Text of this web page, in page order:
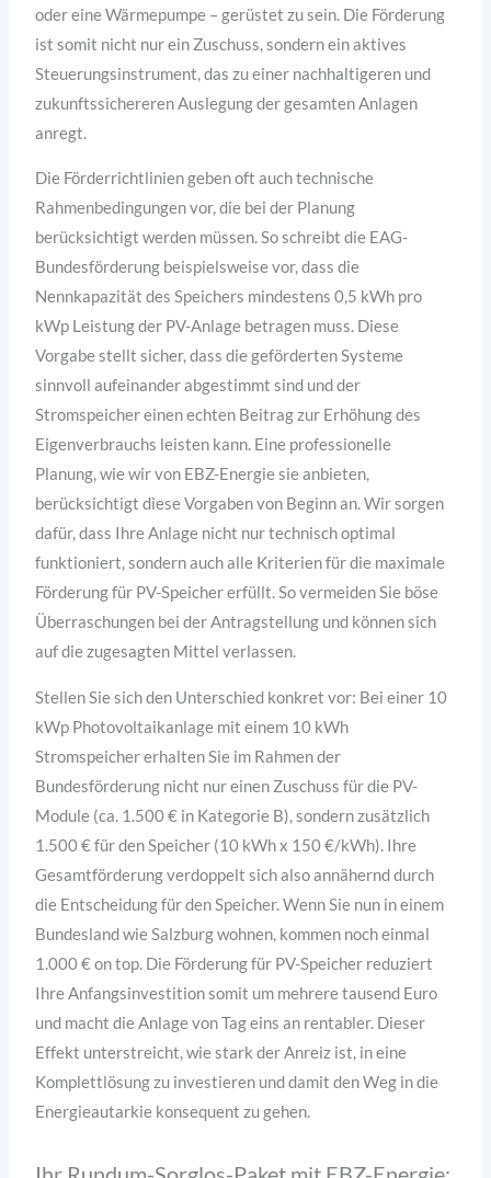
oder eine Wärmepumpe – gerüstet zu sein. Die Förderung
ist somit nicht nur ein Zuschuss, sondern ein aktives
Steuerungsinstrument, das zu einer nachhaltigeren und
zukunftssichereren Auslegung der gesamten Anlagen
anregt.
Die Förderrichtlinien geben oft auch technische
Rahmenbedingungen vor, die bei der Planung
berücksichtigt werden müssen. So schreibt die EAG-
Bundesförderung beispielsweise vor, dass die
Nennkapazität des Speichers mindestens 0,5 kWh pro
kWp Leistung der PV-Anlage betragen muss. Diese
Vorgabe stellt sicher, dass die geförderten Systeme
sinnvoll aufeinander abgestimmt sind und der
Stromspeicher einen echten Beitrag zur Erhöhung des
Eigenverbrauchs leisten kann. Eine professionelle
Planung, wie wir von EBZ-Energie sie anbieten,
berücksichtigt diese Vorgaben von Beginn an. Wir sorgen
dafür, dass Ihre Anlage nicht nur technisch optimal
funktioniert, sondern auch alle Kriterien für die maximale
Förderung für PV-Speicher erfüllt. So vermeiden Sie böse
Überraschungen bei der Antragstellung und können sich
auf die zugesagten Mittel verlassen.
Stellen Sie sich den Unterschied konkret vor: Bei einer 10
kWp Photovoltaikanlage mit einem 10 kWh
Stromspeicher erhalten Sie im Rahmen der
Bundesförderung nicht nur einen Zuschuss für die PV-
Module (ca. 1.500 € in Kategorie B), sondern zusätzlich
1.500 € für den Speicher (10 kWh x 150 €/kWh). Ihre
Gesamtförderung verdoppelt sich also annähernd durch
die Entscheidung für den Speicher. Wenn Sie nun in einem
Bundesland wie Salzburg wohnen, kommen noch einmal
1.000 € on top. Die Förderung für PV-Speicher reduziert
Ihre Anfangsinvestition somit um mehrere tausend Euro
und macht die Anlage von Tag eins an rentabler. Dieser
Effekt unterstreicht, wie stark der Anreiz ist, in eine
Komplettlösung zu investieren und damit den Weg in die
Energieautarkie konsequent zu gehen.